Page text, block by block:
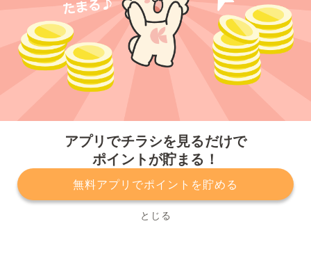
アプリでチラシを見るだけで
ポイントが貯まる！
無料アプリでポイントを貯める
とじる
プライバシーポリシー 利用規約
運営会社
サービスに関してのお問い合わせ